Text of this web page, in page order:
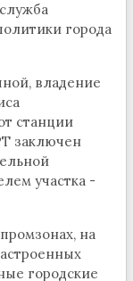
города
владение
станции
заключен
участка -
на
городские